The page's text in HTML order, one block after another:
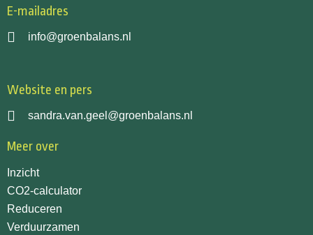
E-mailadres
info@groenbalans.nl
Website en pers
sandra.van.geel@groenbalans.nl
Meer over
Inzicht
CO2-calculator
Reduceren
Verduurzamen